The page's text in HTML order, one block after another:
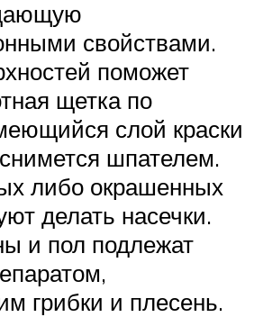
свойствами.
поможет
щетка по
слой краски
шпателем.
либо окрашенных
делать насечки.
и пол подлежат
грибки и плесень.